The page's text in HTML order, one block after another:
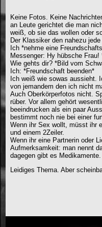
Keine Fotos. Keine
an Leute gerichtet die man
weiß, ob sie das wollen oder
Der Klassiker den nahezu
Ich *nehme eine
Messenger: Hy hübsche
Wie gehts dir? *Bild vom
Ich: *Freundschaft beenden*
Ich weiß wie sowas aussieht.
von jemandem den ich nicht
Auch Oberkörperfotos nicht.
rüber. Vor allem gehört
beeindrucken als ein paar
bestimmt noch nie bei einer
Wenn ihr Sex wollt, müsst ihr
und einem 2Zeiler.
Wenn ihr eine Partnerin oder
Aufmerksamkeit: man nennt
dagegen gibt es Medikamente.
Leidiges Thema. Aber